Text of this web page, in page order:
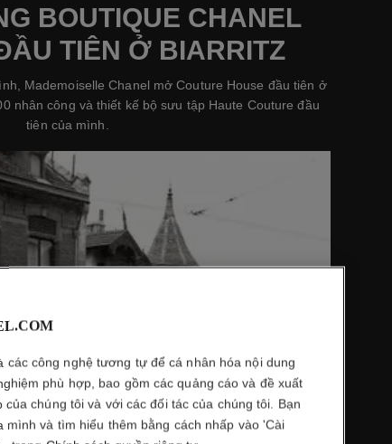
BOUTIQUE CHANEL
TIÊN Ở BIARRITZ
Mademoiselle Chanel mở Couture House đầu tiên ở
nhân công và thiết kế bộ sưu tập Haute Couture đầu
tiên của mình.
các công nghệ tương tự để cá nhân hóa nội dung
phù hợp, bao gồm các quảng cáo và đề xuất
chúng tôi và với các đối tác của chúng tôi. Bạn
mình và tìm hiểu thêm bằng cách nhấp vào 'Cài